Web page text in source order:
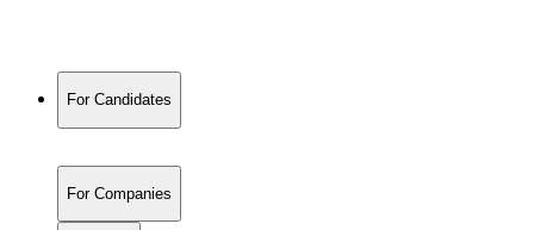
For Candidates
For Companies